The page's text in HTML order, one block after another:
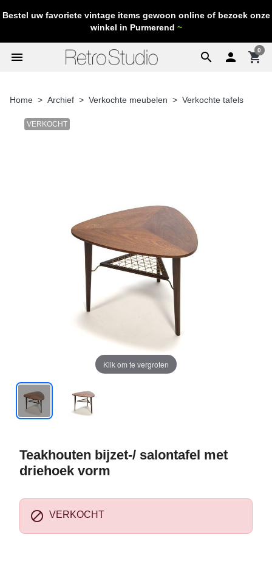
Bestel uw favoriete vintage items gewoon online of bezoek onze
winkel in Purmerend ~
search
menu  shopping_cart
0
Home Archief Verkochte meubelen Verkochte tafels
VERKOCHT
Klik om te vergroten
Teakhouten bijzet-/ salontafel met
driehoek vorm
 VERKOCHT